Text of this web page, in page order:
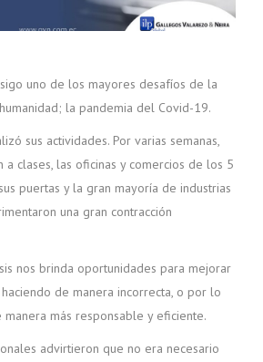
uno de los mayores desafíos de la
la pandemia del Covid-19.
sus actividades. Por varias semanas,
a clases, las oficinas y comercios de los 5
puertas y la gran mayoría de industrias
una gran contracción
nos brinda oportunidades para mejorar
de manera incorrecta, o por lo
más responsable y eficiente.
advirtieron que no era necesario